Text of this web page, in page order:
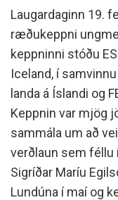
Laugardaginn 19.
ræðukeppni
keppninni stóðu
Iceland, í
landa á Íslandi og
Keppnin var mjög
sammála um að
verðlaun sem féllu
Sigríðar Maríu
Lundúna í maí og